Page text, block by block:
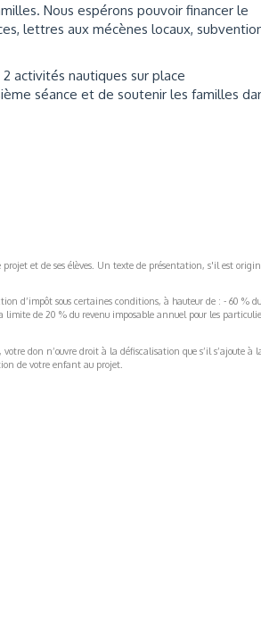
Nous espérons pouvoir financer le
lettres aux mécènes locaux,
activités nautiques sur place
séance et de soutenir les familles
et de ses élèves. Un texte de présentation, s'il est
d’impôt sous certaines conditions, à hauteur de : - 60 %
limite de 20 % du revenu imposable annuel pour les
don n’ouvre droit à la défiscalisation que s’il s’ajoute à
de votre enfant au projet.